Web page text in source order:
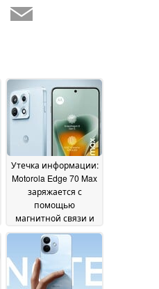
Утечка информации:
Motorola Edge 70 Max
заряжается с
помощью
магнитной связи и
оснащена дисплеем
Extreme AMOLED
емкостью 7 100 мА·ч
09 July 2026